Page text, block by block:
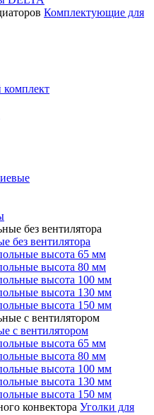
Комплектующие для
без вентилятора
высота 65 мм
высота 80 мм
высота 100 мм
высота 130 мм
высота 150 мм
с вентилятором
высота 65 мм
высота 80 мм
высота 100 мм
высота 130 мм
высота 150 мм
Уголки для